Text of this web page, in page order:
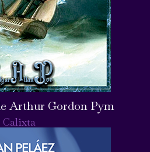
Arthur Gordon Pym
Calixta